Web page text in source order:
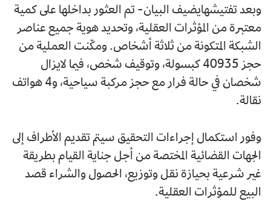
وبعد تفتيشهايضيف البيان- تم العثور بداخلها على كمية
معتبرة من المؤثرات العقلية، وتحديد هوية جميع عناصر
الشبكة المتكونة من ثلاثة أشخاص. ومكّنت العملية من
حجز 40935 كبسولة، وتوقيف شخص، فيما لايزال
شخصان في حالة فرار مع حجز مركبة سياحية، و4 هواتف
نقالة.
وفور استكمال إجراءات التحقيق سيتم تقديم الأطراف إلى
الجهات القضائية المختصة من أجل جناية القيام بطريقة
غير شرعية بحيازة نقل وتوزيع، الحصول والشراء قصد
البيع للمؤثرات العقلية.